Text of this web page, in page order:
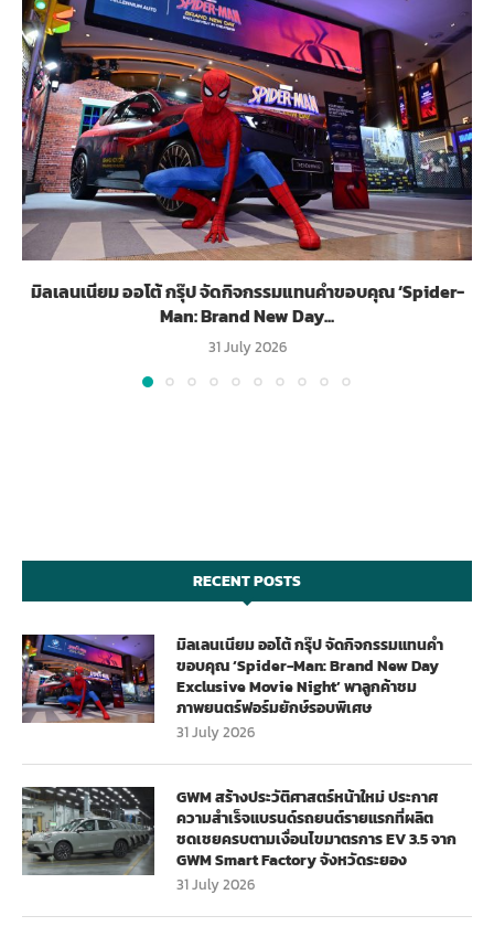
มิลเลนเนียม ออโต้ กรุ๊ป จัดกิจกรรมแทนคำขอบคุณ ‘Spider-
Man: Brand New Day...
31 July 2026
RECENT POSTS
มิลเลนเนียม ออโต้ กรุ๊ป จัดกิจกรรมแทนคำ
ขอบคุณ ‘Spider-Man: Brand New Day
Exclusive Movie Night’ พาลูกค้าชม
ภาพยนตร์ฟอร์มยักษ์รอบพิเศษ
31 July 2026
GWM สร้างประวัติศาสตร์หน้าใหม่ ประกาศ
ความสำเร็จแบรนด์รถยนต์รายแรกที่ผลิต
ชดเชยครบตามเงื่อนไขมาตรการ EV 3.5 จาก
GWM Smart Factory จังหวัดระยอง
31 July 2026